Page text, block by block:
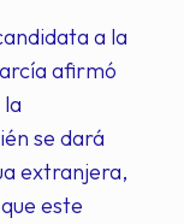
a la
afirmó
se dará
extranjera,
este